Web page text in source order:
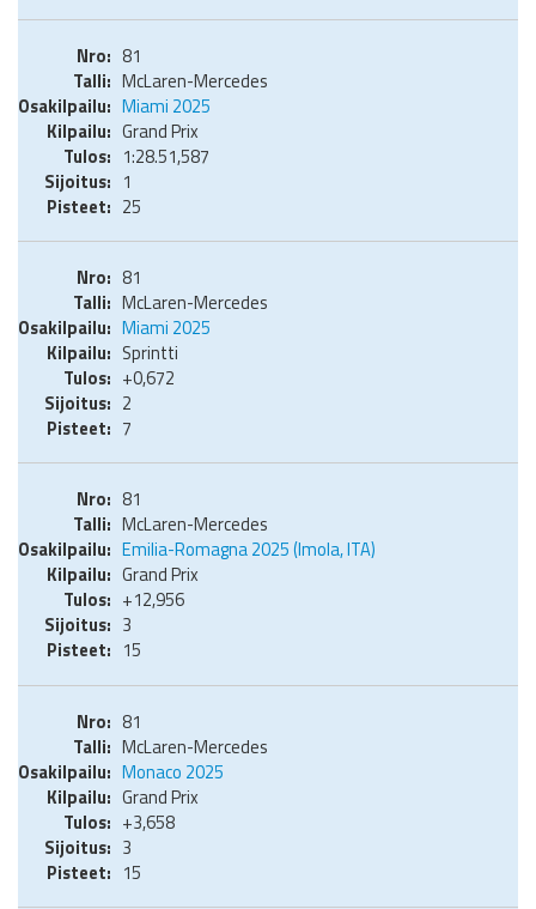
81
McLaren-Mercedes
Miami 2025
Grand Prix
1:28.51,587
1
25
81
McLaren-Mercedes
Miami 2025
Sprintti
+0,672
2
7
81
McLaren-Mercedes
Emilia-Romagna 2025 (Imola, ITA)
Grand Prix
+12,956
3
15
81
McLaren-Mercedes
Monaco 2025
Grand Prix
+3,658
3
15